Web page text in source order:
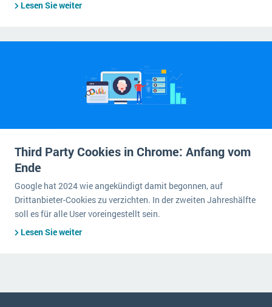
Lesen Sie weiter
Third Party Cookies in Chrome: Anfang vom
Ende
Google hat 2024 wie angekündigt damit begonnen, auf
Drittanbieter-Cookies zu verzichten. In der zweiten Jahreshälfte
soll es für alle User voreingestellt sein.
Lesen Sie weiter